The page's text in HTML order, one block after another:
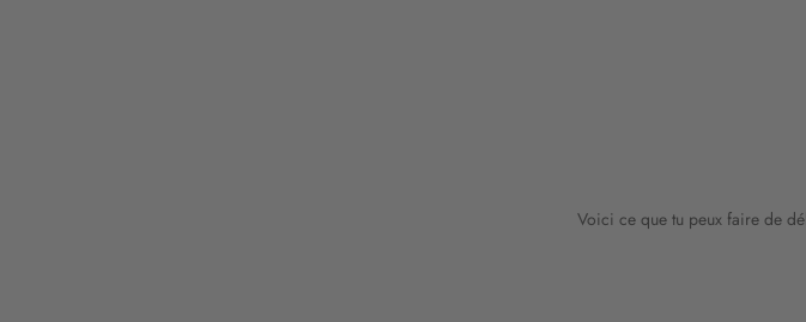
Voici ce que tu peux faire de